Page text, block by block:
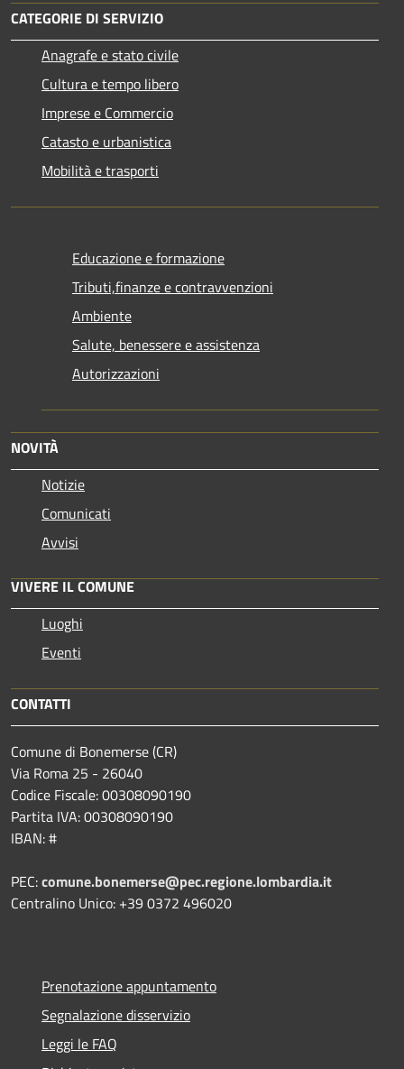
CATEGORIE DI SERVIZIO
Anagrafe e stato civile
Cultura e tempo libero
Imprese e Commercio
Catasto e urbanistica
Mobilità e trasporti
Educazione e formazione
Tributi,finanze e contravvenzioni
Ambiente
Salute, benessere e assistenza
Autorizzazioni
NOVITÀ
Notizie
Comunicati
Avvisi
VIVERE IL COMUNE
Luoghi
Eventi
CONTATTI
Comune di Bonemerse (CR)
Via Roma 25 - 26040
Codice Fiscale: 00308090190
Partita IVA: 00308090190
IBAN: #
PEC:comune.bonemerse@pec.regione.lombardia.it
Centralino Unico: +39 0372 496020
Prenotazione appuntamento
Segnalazione disservizio
Leggi le FAQ